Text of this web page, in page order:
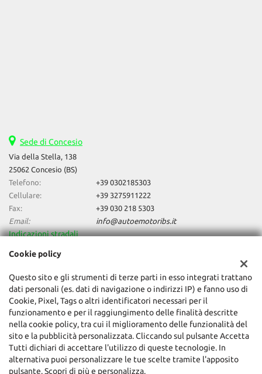
Sede di Concesio
Via della Stella, 138
25062 Concesio (BS)
Telefono:
+39 0302185303
Cellulare:
+39 3275911222
Fax:
+39 030 218 5303
Email:
info@autoemotoribs.it
Indicazioni stradali
Dati fiscali:
Auto & Motori Di Daniele Bagozzi
Via della Stella, 138, Concesio (BS)
C.F/P.IVA:03856060987
Registro delle imprese:BS
Cookie policy
Questo sito e gli strumenti di terze parti in esso integrati trattano
dati personali (es. dati di navigazione o indirizzi IP) e fanno uso di
Cookie, Pixel, Tags o altri identificatori necessari per il
funzionamento e per il raggiungimento delle finalità descritte
nella cookie policy, tra cui il miglioramento delle funzionalità del
sito e la pubblicità personalizzata. Cliccando sul pulsante Accetta
Tutti dichiari di accettare l'utilizzo di queste tecnologie. In
alternativa puoi personalizzare le tue scelte tramite l'apposito
pulsante. Scopri di più e personalizza.